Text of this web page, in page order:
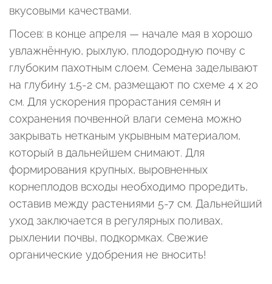
вкусовыми качествами.
Посев: в конце апреля — начале мая в хорошо
увлажнённую, рыхлую, плодородную почву с
глубоким пахотным слоем. Семена заделывают
на глубину 1,5-2 см, размещают по схеме 4 x 20
см. Для ускорения прорастания семян и
сохранения почвенной влаги семена можно
закрывать нетканым укрывным материалом,
который в дальнейшем снимают. Для
формирования крупных, выровненных
корнеплодов всходы необходимо проредить,
оставив между растениями 5-7 см. Дальнейший
уход заключается в регулярных поливах,
рыхлении почвы, подкормках. Свежие
органические удобрения не вносить!